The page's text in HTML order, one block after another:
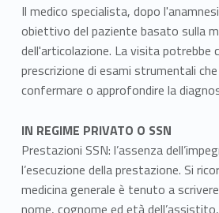
Il medico specialista, dopo
obiettivo del paziente basato sulla
dell'articolazione. La visita potrebbe
prescrizione di esami strumentali
confermare o approfondire la
IN REGIME PRIVATO O SSN
Prestazioni SSN: l’assenza
l’esecuzione della prestazione. Si
medicina generale è tenuto a
nome, cognome ed età